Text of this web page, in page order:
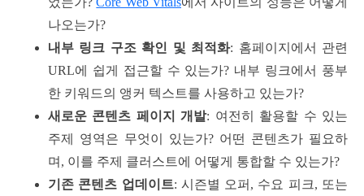
나오는가?
내부 링크 구조 확인 및 최적화: 홈페이지에서 관련
URL에 쉽게 접근할 수 있는가? 내부 링크에서 풍부
한 키워드의 앵커 텍스트를 사용하고 있는가?
새로운 콘텐츠 페이지 개발: 여전히 활용할 수 있는
주제 영역은 무엇이 있는가? 어떤 콘텐츠가 필요하
며, 이를 주제 클러스트에 어떻게 통합할 수 있는가?
기존 콘텐츠 업데이트: 시즌별 오퍼, 수요 피크, 또는